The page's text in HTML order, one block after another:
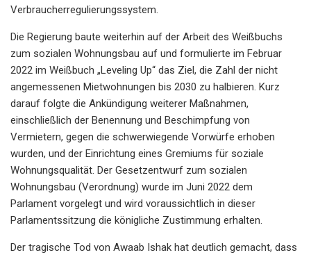
Verbraucherregulierungssystem.
Die Regierung baute weiterhin auf der Arbeit des Weißbuchs
zum sozialen Wohnungsbau auf und formulierte im Februar
2022 im Weißbuch „Leveling Up“ das Ziel, die Zahl der nicht
angemessenen Mietwohnungen bis 2030 zu halbieren. Kurz
darauf folgte die Ankündigung weiterer Maßnahmen,
einschließlich der Benennung und Beschimpfung von
Vermietern, gegen die schwerwiegende Vorwürfe erhoben
wurden, und der Einrichtung eines Gremiums für soziale
Wohnungsqualität. Der Gesetzentwurf zum sozialen
Wohnungsbau (Verordnung) wurde im Juni 2022 dem
Parlament vorgelegt und wird voraussichtlich in dieser
Parlamentssitzung die königliche Zustimmung erhalten.
Der tragische Tod von Awaab Ishak hat deutlich gemacht, dass